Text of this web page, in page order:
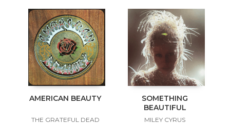
AMERICAN BEAUTY
THE GRATEFUL DEAD
SOMETHING
BEAUTIFUL
MILEY CYRUS